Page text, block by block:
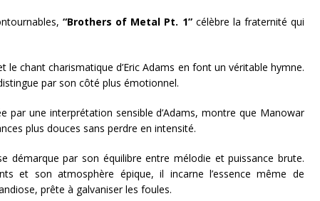
“Brothers of Metal Pt. 1”célèbre la fraternité qui
le chant charismatique d’Eric Adams en font un véritable hymne.
par son côté plus émotionnel.
par une interprétation sensible d’Adams, montre que Manowar
plus douces sans perdre en intensité.
démarque par son équilibre entre mélodie et puissance brute.
et son atmosphère épique, il incarne l’essence même de
prête à galvaniser les foules.